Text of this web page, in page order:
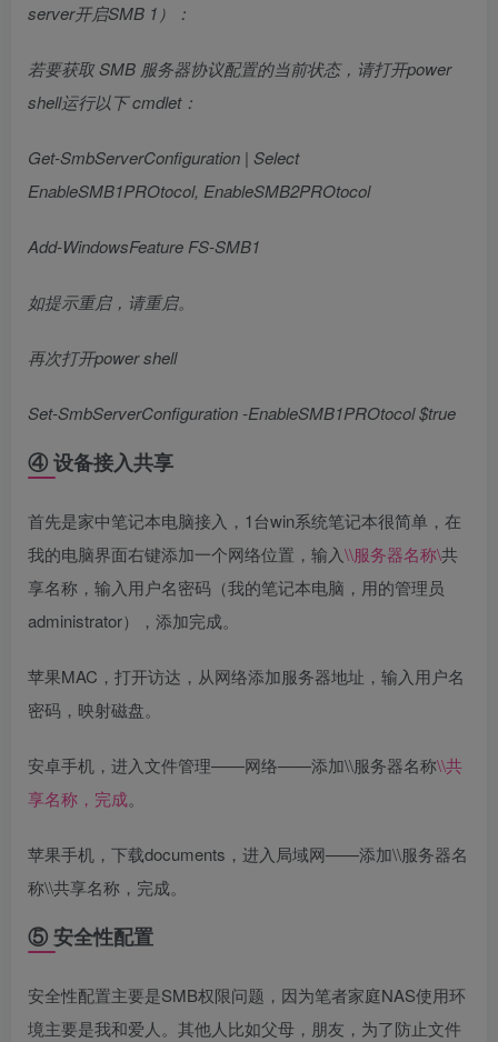
server开启SMB 1）：
若要获取 SMB 服务器协议配置的当前状态，请打开power
shell运行以下 cmdlet：
Get-SmbServerConfiguration | Select
EnableSMB1PROtocol, EnableSMB2PROtocol
Add-WindowsFeature FS-SMB1
如提示重启，请重启。
再次打开power shell
Set-SmbServerConfiguration -EnableSMB1PROtocol $true
④ 设备接入共享
首先是家中笔记本电脑接入，1台win系统笔记本很简单，在
我的电脑界面右键添加一个网络位置，输入\\服务器名称\共
享名称，输入用户名密码（我的笔记本电脑，用的管理员
administrator），添加完成。
苹果MAC，打开访达，从网络添加服务器地址，输入用户名
密码，映射磁盘。
安卓手机，进入文件管理——网络——添加\\服务器名称\\共
享名称，完成。
苹果手机，下载documents，进入局域网——添加\\服务器名
称\\共享名称，完成。
⑤ 安全性配置
安全性配置主要是SMB权限问题，因为笔者家庭NAS使用环
境主要是我和爱人。其他人比如父母，朋友，为了防止文件